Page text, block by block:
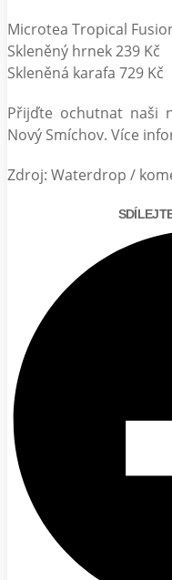
Microtea Tropical
Skleněný hrnek 239 Kč
Skleněná karafa 729 Kč
Přijďte ochutnat naši
Nový Smíchov. Více
Zdroj: Waterdrop /